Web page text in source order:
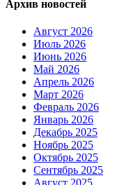
Архив новостей
Август 2026
Июль 2026
Июнь 2026
Май 2026
Апрель 2026
Март 2026
Февраль 2026
Январь 2026
Декабрь 2025
Ноябрь 2025
Октябрь 2025
Сентябрь 2025